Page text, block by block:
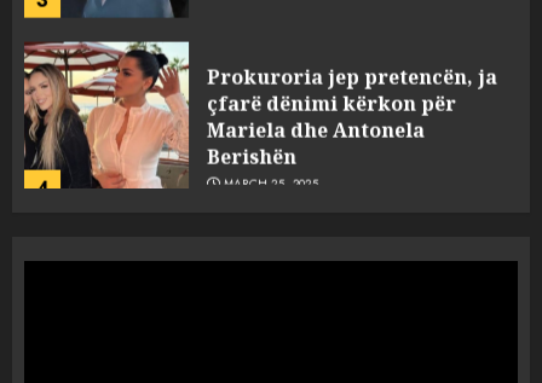
4
çfarë dënimi kërkon për
Mariela dhe Antonela
Berishën
MARCH 25, 2025